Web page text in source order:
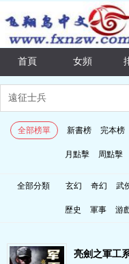
首頁 女頻
全部榜單 新書榜 完本榜
月點擊 周點擊
全部分類 玄幻 奇幻 武
歷史 軍事 游
亮劍之軍工